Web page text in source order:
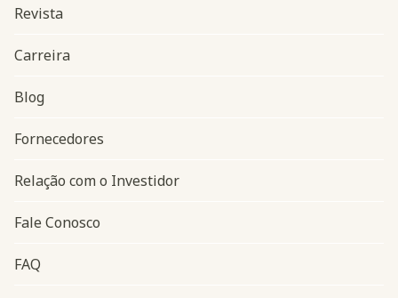
Navegação do rodapé
Revista
Carreira
Blog
Fornecedores
Relação com o Investidor
Fale Conosco
FAQ